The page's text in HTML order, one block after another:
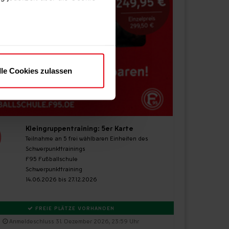
Präferenzen imAbschnitt
anbieten zu können
wenn Sie unsere
Cookies zulassen
Kleingruppentraining: 5er Karte
Teilnahme an 5 frei wählbaren Einheiten des
Schwerpunkttrainings
F95 Fußballschule
Schwerpunkttraining
14.06.2026 bis 27.12.2026
FREIE PLÄTZE VORHANDEN
Anmeldeschluss 31. Dezember 2026, 23:59 Uhr